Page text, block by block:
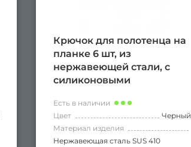
Крючок для полотенца на
планке 6 шт, из
нержавеющей стали, с
силиконовыми
черный
Есть в наличии
Цвет
Черный
Материал изделия
Нержавеющая сталь SUS 410